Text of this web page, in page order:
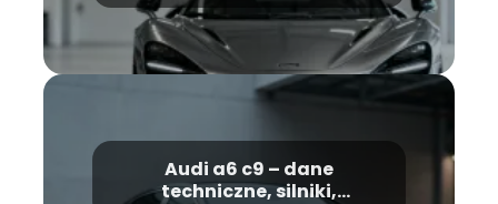
Audi a6 c9 – dane
techniczne, silniki,